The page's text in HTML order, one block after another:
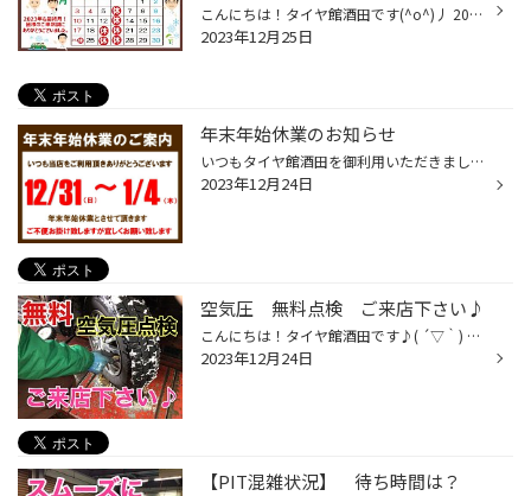
こんにちは！タイヤ館酒田です(^o^)丿 2023年も残り1週間です。 明日12/26(火)・そして12/27(水)は定休日となりますので タイヤ館酒田の2023年営業日は 残り3日です＼(◎o◎)／！ ビックリするくらい1年は早いですね～。 さてタイヤ館酒田は 12月30日(土）まで元気に営業致します！ 皆様のご来店をス...
2023年12月25日
年末年始休業のお知らせ
いつもタイヤ館酒田を御利用いただきまして ありがとうございます。 年末年始休業のお知らせ 12/31（日）～ 1/4（木） 年末年始休業とさせていただきます。 1/5（金）～ 10：30開店 通常営業となりますのでよろしくお願い致します。
2023年12月24日
空気圧 無料点検 ご来店下さい♪
こんにちは！タイヤ館酒田です♪( ´▽｀) 昨日、一昨日と いっきに降り積もった雪で まだまだ道路はガタガタ(;'∀') もう少しこの状況が続きそうですので 運転には十分気をつけないと！ですね。 さて皆さま 最近空気圧点検はされましたか？ スタッドレスタイヤへの履き替えから1ヶ月～2ヶ月程経過され...
2023年12月24日
【PIT混雑状況】 待ち時間は？